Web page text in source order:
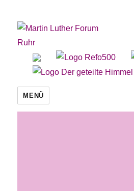
Martin Luther
MENÜ